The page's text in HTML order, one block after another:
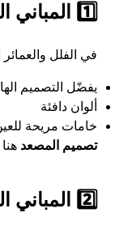
1️⃣ المباني السكنية
في الفلل والعمائر
يفضّل التصميم
ألوان دافئة
خامات مريحة
تصميم المصعد
2️⃣ المباني التجارية